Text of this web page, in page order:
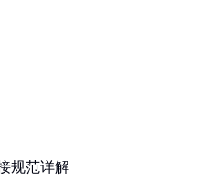
规范详解